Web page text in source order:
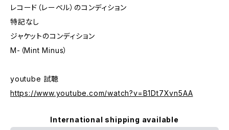
レコード（レーベル）のコンディション
特記なし
ジャケットのコンディション
M-（Mint Minus）
youtube 試聴
https://www.youtube.com/watch?v=B1Dt7Xvn5AA
International shipping available